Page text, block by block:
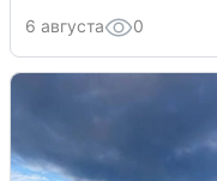
6 августа 0